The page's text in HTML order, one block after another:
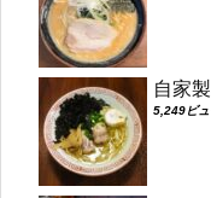
自家
5,249ビ